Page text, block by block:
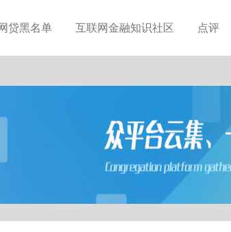
贷黑名单 互联网金融知识社区 点评